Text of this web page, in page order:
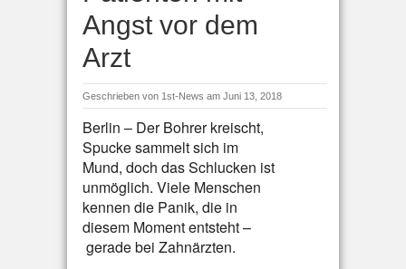
Angst vor dem
Arzt
Geschrieben von 1st-News am Juni 13, 2018
Berlin – Der Bohrer kreischt,
Spucke sammelt sich im
Mund, doch das Schlucken ist
unmöglich. Viele Menschen
kennen die Panik, die in
diesem Moment entsteht –
gerade bei Zahnärzten.